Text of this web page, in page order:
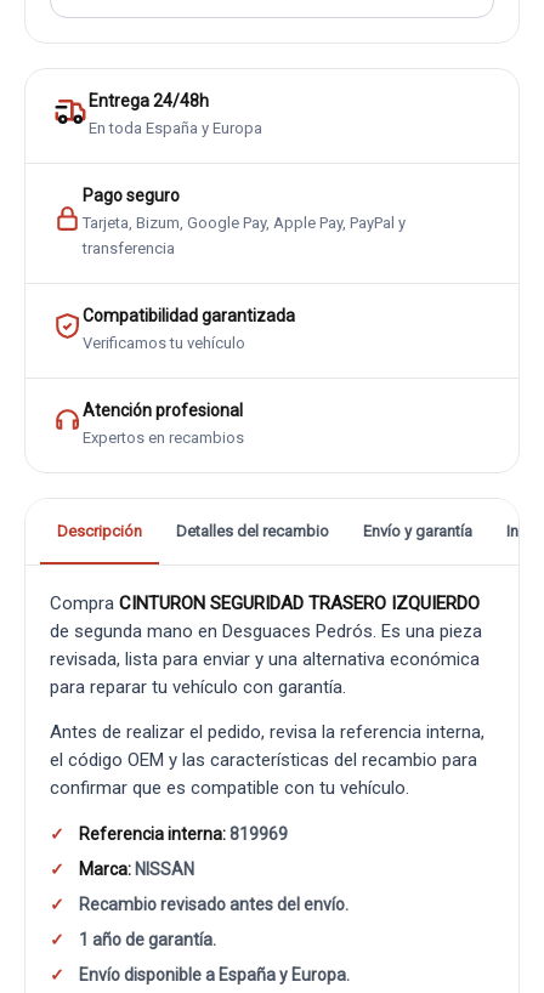
Entrega 24/48h
En toda España y Europa
Pago seguro
Tarjeta, Bizum, Google Pay, Apple Pay, PayPal y
transferencia
Compatibilidad garantizada
Verificamos tu vehículo
Atención profesional
Expertos en recambios
Descripción Detalles del recambio Envío y garantía
Compra CINTURON SEGURIDAD TRASERO IZQUIERDO
de segunda mano en Desguaces Pedrós. Es una pieza
revisada, lista para enviar y una alternativa económica
para reparar tu vehículo con garantía.
Antes de realizar el pedido, revisa la referencia interna,
el código OEM y las características del recambio para
confirmar que es compatible con tu vehículo.
Referencia interna:819969
Marca: NISSAN
Recambio revisado antes del envío.
1 año de garantía.
Envío disponible a España y Europa.